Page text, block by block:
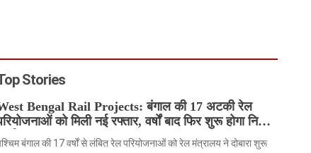
Stories
Bengal Rail Projects: बंगाल की 17 अटकी रेल
को मिली नई रफ्तार, वर्षों बाद फिर शुरू होगा निर्माण
कार्य
बंगाल की 17 वर्षों से लंबित रेल परियोजनाओं को रेल मंत्रालय ने दोबारा शुरू